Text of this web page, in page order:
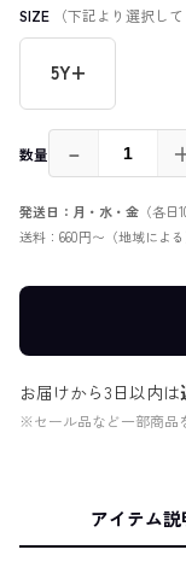
SIZE （下記より選択して
5Y+
数量 －
発送日：月・水・金 （各
送料：660円〜（地域によ
お届けから3日以内は
※セール品など一部商品
アイテム説